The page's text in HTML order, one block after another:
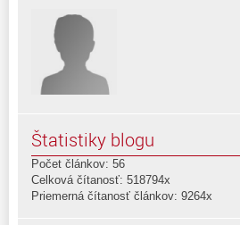
Štatistiky blogu
Počet článkov: 56
Celková čítanosť: 518794x
Priemerná čítanosť článkov: 9264x